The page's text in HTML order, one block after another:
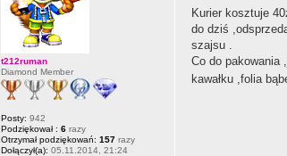
Kurier kosztuje
do dziś
szajsu .
Co do pakowania
kawałku ,folia
t212ruman
Diamond Member
Posty: 942
Podziękował : 6 razy
Otrzymał podziękowań: 157 razy
Dołączył(a): 05.11.2014, 21:24